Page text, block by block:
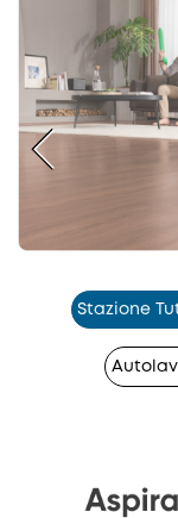
Stazione